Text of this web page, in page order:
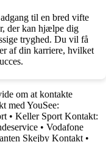
til en bred vifte
der kan hjælpe dig
tryghed. Du vil få
af din karriere, hvilket
om at kontakte
med YouSee:
• Keller Sport Kontakt:
• Vodafone
Skejby Kontakt •